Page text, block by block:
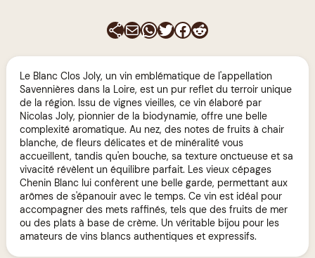
E-mailWhatsApp
Twitter
Facebook
Reddit
Le Blanc Clos Joly, un vin emblématique de l'appellation
Savennières dans la Loire, est un pur reflet du terroir unique
de la région. Issu de vignes vieilles, ce vin élaboré par
Nicolas Joly, pionnier de la biodynamie, offre une belle
complexité aromatique. Au nez, des notes de fruits à chair
blanche, de fleurs délicates et de minéralité vous
accueillent, tandis qu'en bouche, sa texture onctueuse et sa
vivacité révèlent un équilibre parfait. Les vieux cépages
Chenin Blanc lui confèrent une belle garde, permettant aux
arômes de s'épanouir avec le temps. Ce vin est idéal pour
accompagner des mets raffinés, tels que des fruits de mer
ou des plats à base de crème. Un véritable bijou pour les
amateurs de vins blancs authentiques et expressifs.